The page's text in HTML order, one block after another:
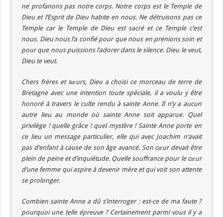
ne profanons pas notre corps. Notre corps est le Temple de
Dieu et l’Esprit de Dieu habite en nous. Ne détruisons pas ce
Temple car le Temple de Dieu est sacré et ce Temple c’est
nous. Dieu nous l’a confié pour que nous en prenions soin et
pour que nous puissions l’adorer dans le silence. Dieu le veut,
Dieu te veut.
Chers frères et sœurs, Dieu a choisi ce morceau de terre de
Bretagne avec une intention toute spéciale, il a voulu y être
honoré à travers le culte rendu à sainte Anne. Il n’y a aucun
autre lieu au monde où sainte Anne soit apparue. Quel
privilège ! quelle grâce ! quel mystère ! Sainte Anne porte en
ce lieu un message particulier, elle qui avec Joachim n’avait
pas d’enfant à cause de son âge avancé. Son cœur devait être
plein de peine et d’inquiétude. Quelle souffrance pour le cœur
d’une femme qui aspire à devenir mère et qui voit son attente
se prolonger.
Combien sainte Anne a dû s’interroger : est-ce de ma faute ?
pourquoi une telle épreuve ? Certainement parmi vous il y a